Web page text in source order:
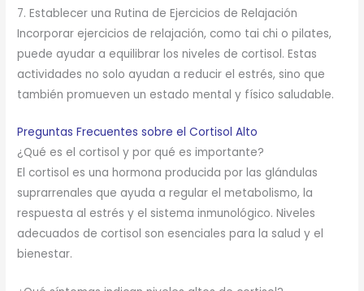
7. Establecer una Rutina de Ejercicios de Relajación
Incorporar ejercicios de relajación, como tai chi o pilates,
puede ayudar a equilibrar los niveles de cortisol. Estas
actividades no solo ayudan a reducir el estrés, sino que
también promueven un estado mental y físico saludable.
Preguntas Frecuentes sobre el Cortisol Alto
¿Qué es el cortisol y por qué es importante?
El cortisol es una hormona producida por las glándulas
suprarrenales que ayuda a regular el metabolismo, la
respuesta al estrés y el sistema inmunológico. Niveles
adecuados de cortisol son esenciales para la salud y el
bienestar.